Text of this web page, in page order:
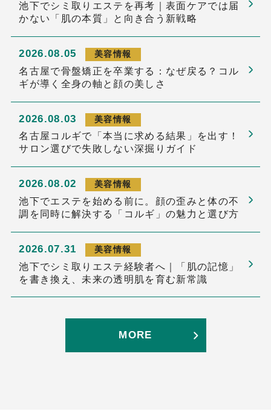
池下でシミ取りエステを再考｜表面ケアでは届
かない「肌の本質」と向き合う新戦略
2026.08.05 美容情報
名古屋で骨盤矯正を卒業する：なぜ戻る？コル
ギが導く全身の軸と顔の美しさ
2026.08.03 美容情報
名古屋コルギで「本当に求める結果」を出す！
サロン選びで失敗しない深掘りガイド
2026.08.02 美容情報
池下でエステを始める前に。顔の歪みと体の不
調を同時に解決する「コルギ」の魅力と選び方
2026.07.31 美容情報
池下でシミ取りエステ経験者へ｜「肌の記憶」
を書き換え、未来の透明肌を育む新常識
MORE